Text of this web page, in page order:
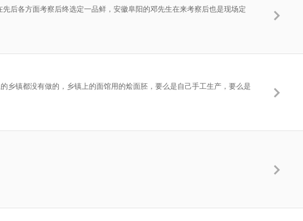
后各方面考察后终选定一品鲜，安徽阜阳的邓先生在来考察后也是现场定
乡镇都没有做的，乡镇上的面馆用的烩面胚，要么是自己手工生产，要么是